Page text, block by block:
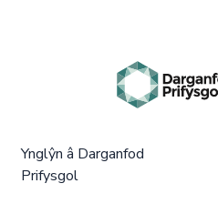
Ynglŷn â Darganfod
Prifysgol